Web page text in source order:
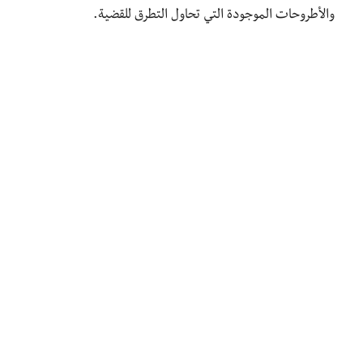
والأطروحات الموجودة التي تحاول التطرق للقضية.